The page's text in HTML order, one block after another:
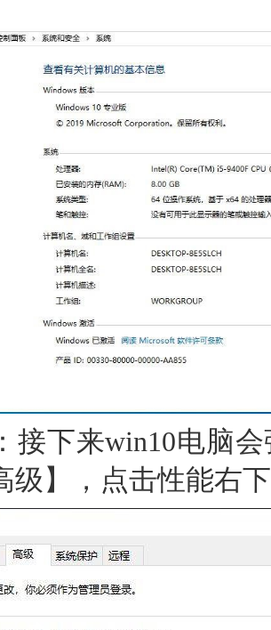
接下来win10电脑
级】，点击性能右